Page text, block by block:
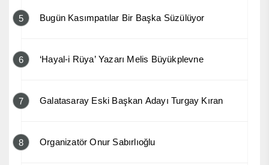
5 Bugün Kasımpatılar Bir Başka Süzülüyor
6 ‘Hayal-i Rüya’ Yazarı Melis Büyükplevne
7 Galatasaray Eski Başkan Adayı Turgay Kıran
8 Organizatör Onur Sabırlıoğlu